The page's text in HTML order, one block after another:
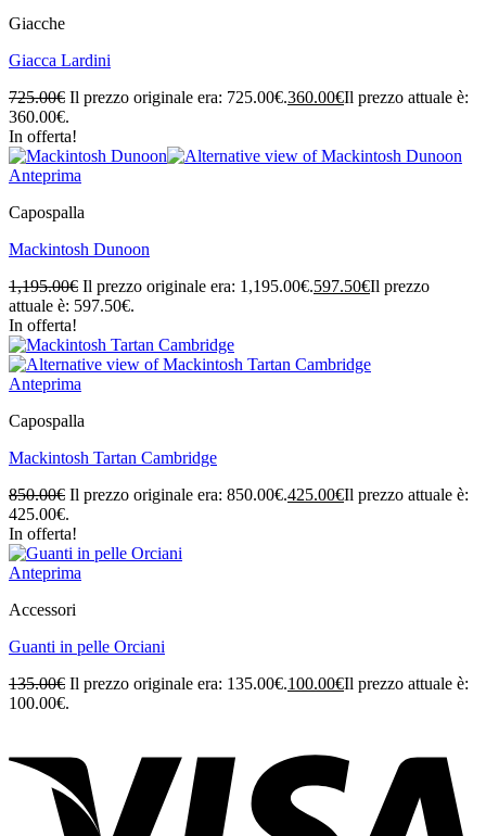
Giacche
Giacca Lardini
725.00€ Il prezzo originale era: 725.00€.360.00€Il prezzo attuale è:
360.00€.
In offerta!
Anteprima
Capospalla
Mackintosh Dunoon
1,195.00€ Il prezzo originale era: 1,195.00€.597.50€Il prezzo
attuale è: 597.50€.
In offerta!
Anteprima
Capospalla
Mackintosh Tartan Cambridge
850.00€ Il prezzo originale era: 850.00€.425.00€Il prezzo attuale è:
425.00€.
In offerta!
Anteprima
Accessori
Guanti in pelle Orciani
135.00€ Il prezzo originale era: 135.00€.100.00€Il prezzo attuale è:
100.00€.